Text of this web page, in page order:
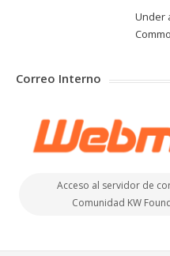
Under
Correo Interno
Acceso al servidor de
Comunidad KW